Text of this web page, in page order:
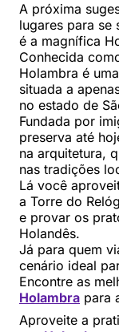
A próxima
lugares para se
é a magnífica
Conhecida
Holambra é
situada a
no estado de
Fundada por
preserva até
na arquitetura,
nas tradições
Lá você
a Torre do
e provar os
Holandês.
Já para quem
cenário ideal
Encontre as
Holambra para
Aproveite a